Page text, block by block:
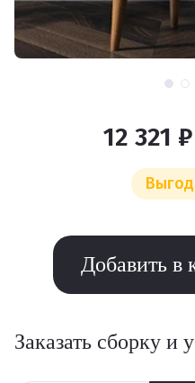
12 321 ₽
Добавить в
Заказать сборку и